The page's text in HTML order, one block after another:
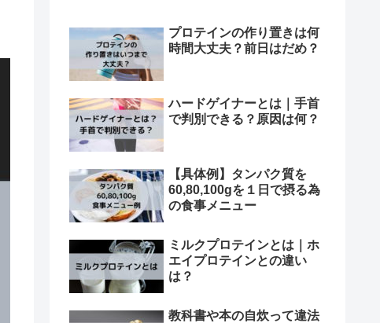
プロテインの作り置きは何
時間大丈夫？前日はだめ？
ハードゲイナーとは｜手首
で判別できる？原因は何？
【具体例】タンパク質を
60,80,100gを１日で摂る為
の食事メニュー
ミルクプロテインとは｜ホ
エイプロテインとの違い
は？
教科書や本の自炊って違法